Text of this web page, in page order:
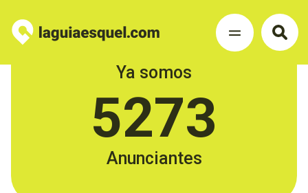
Ya somos
5273
Anunciantes